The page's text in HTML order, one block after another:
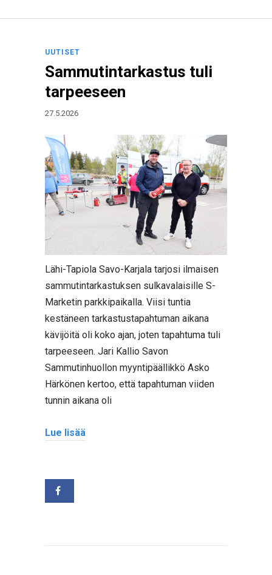
UUTISET
Sammutintarkastus tuli
tarpeeseen
27.5.2026
Lähi-Tapiola Savo-Karjala tarjosi ilmaisen
sammutintarkastuksen sulkavalaisille S-
Marketin parkkipaikalla. Viisi tuntia
kestäneen tarkastustapahtuman aikana
kävijöitä oli koko ajan, joten tapahtuma tuli
tarpeeseen. Jari Kallio Savon
Sammutinhuollon myyntipäällikkö Asko
Härkönen kertoo, että tapahtuman viiden
tunnin aikana oli
Lue lisää